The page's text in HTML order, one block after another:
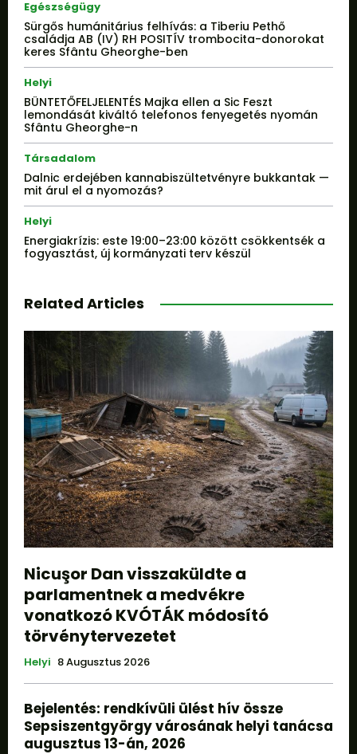
Egészségügy
Sürgős humánitárius felhívás: a Tiberiu Pethő
családja AB (IV) RH POSITÍV trombocita-donorokat
keres Sfântu Gheorghe-ben
Helyi
BÜNTETŐFELJELENTÉS Majka ellen a Sic Feszt
lemondását kiváltó telefonos fenyegetés nyomán
Sfântu Gheorghe-n
Társadalom
Dalnic erdejében kannabiszültetvényre bukkantak —
mit árul el a nyomozás?
Helyi
Energiakrízis: este 19:00–23:00 között csökkentsék a
fogyasztást, új kormányzati terv készül
Related Articles
Nicuşor Dan visszaküldte a
parlamentnek a medvékre
vonatkozó KVÓTÁK módosító
törvénytervezetet
Helyi 8 Augusztus 2026
Bejelentés: rendkívüli ülést hív össze
Sepsiszentgyörgy városának helyi tanácsa
augusztus 13-án, 2026